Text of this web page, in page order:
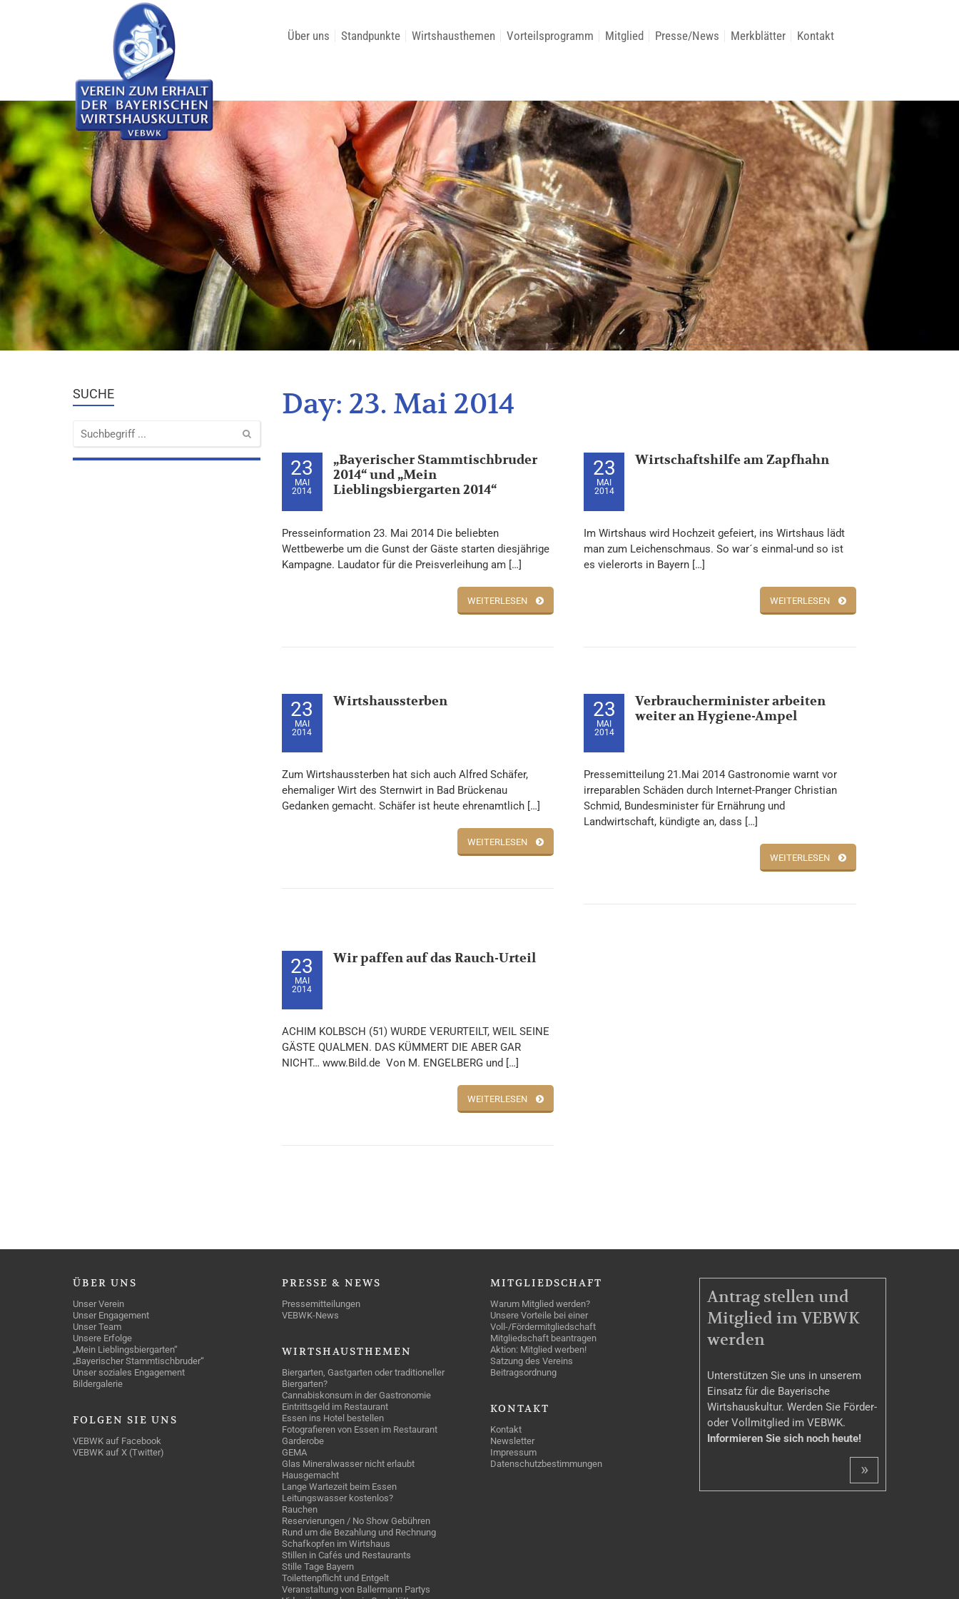
Über uns Standpunkte Wirtshausthemen Vorteilsprogramm Mitglied Presse/News Merkblätter Kontakt
SUCHE Day: 23. Mai 2014
23
MAI
2014
„Bayerischer Stammtischbruder
2014“ und „Mein
Lieblingsbiergarten 2014“
Presseinformation 23. Mai 2014 Die beliebten
Wettbewerbe um die Gunst der Gäste starten diesjährige
Kampagne. Laudator für die Preisverleihung am […]
WEITERLESEN
23
MAI
2014
Wirtschaftshilfe am Zapfhahn
Im Wirtshaus wird Hochzeit gefeiert, ins Wirtshaus lädt
man zum Leichenschmaus. So war´s einmal-und so ist
es vielerorts in Bayern […]
WEITERLESEN
23
MAI
2014
Wirtshaussterben
Zum Wirtshaussterben hat sich auch Alfred Schäfer,
ehemaliger Wirt des Sternwirt in Bad Brückenau
Gedanken gemacht. Schäfer ist heute ehrenamtlich […]
WEITERLESEN
23
MAI
2014
Verbraucherminister arbeiten
weiter an Hygiene-Ampel
Pressemitteilung 21.Mai 2014 Gastronomie warnt vor
irreparablen Schäden durch Internet-Pranger Christian
Schmid, Bundesminister für Ernährung und
Landwirtschaft, kündigte an, dass […]
WEITERLESEN
23
MAI
2014
Wir paffen auf das Rauch-Urteil
ACHIM KOLBSCH (51) WURDE VERURTEILT, WEIL SEINE
GÄSTE QUALMEN. DAS KÜMMERT DIE ABER GAR
NICHT… www.Bild.de Von M. ENGELBERG und […]
WEITERLESEN
ÜBER UNS
Unser Verein
Unser Engagement
Unser Team
Unsere Erfolge
„Mein Lieblingsbiergarten“
„Bayerischer Stammtischbruder“
Unser soziales Engagement
Bildergalerie
FOLGEN SIE UNS
VEBWK auf Facebook
VEBWK auf X (Twitter)
PRESSE & NEWS
Pressemitteilungen
VEBWK-News
WIRTSHAUSTHEMEN
Biergarten, Gastgarten oder traditioneller
Biergarten?
Cannabiskonsum in der Gastronomie
Eintrittsgeld im Restaurant
Essen ins Hotel bestellen
Fotografieren von Essen im Restaurant
Garderobe
GEMA
Glas Mineralwasser nicht erlaubt
Hausgemacht
Lange Wartezeit beim Essen
Leitungswasser kostenlos?
Rauchen
Reservierungen / No Show Gebühren
Rund um die Bezahlung und Rechnung
Schafkopfen im Wirtshaus
Stillen in Cafés und Restaurants
Stille Tage Bayern
Toilettenpflicht und Entgelt
Veranstaltung von Ballermann Partys
MITGLIEDSCHAFT
Warum Mitglied werden?
Unsere Vorteile bei einer
Voll-/Fördermitgliedschaft
Mitgliedschaft beantragen
Aktion: Mitglied werben!
Satzung des Vereins
Beitragsordnung
KONTAKT
Kontakt
Newsletter
Impressum
Datenschutzbestimmungen
MITGLIEDSCHAFT
Antrag stellen und
Mitglied im VEBWK
werden
Unterstützen Sie uns in unserem
Einsatz für die Bayerische
Wirtshauskultur. Werden Sie Förder-
oder Vollmitglied im VEBWK.
Informieren Sie sich noch heute!
»